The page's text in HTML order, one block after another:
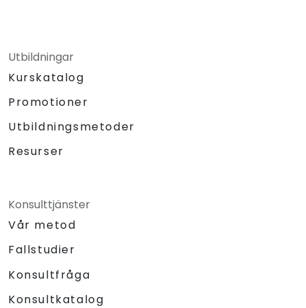
Utbildningar
Kurskatalog
Promotioner
Utbildningsmetoder
Resurser
Konsulttjänster
Vår metod
Fallstudier
Konsultfråga
Konsultkatalog